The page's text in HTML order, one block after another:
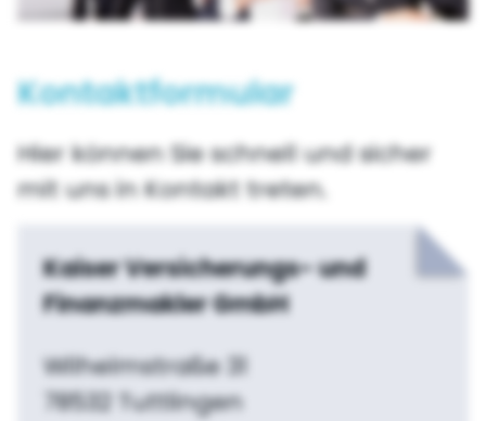
Kontaktformular
Hier können Sie schnell und sicher
mit uns in Kontakt treten.
KaiserVersicherungs- und
Finanzmakler GmbH
Wilhelmstraße 31
78532 Tuttlingen